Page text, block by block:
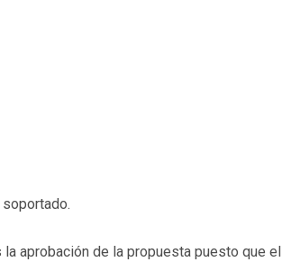
soportado.
aprobación de la propuesta puesto que el